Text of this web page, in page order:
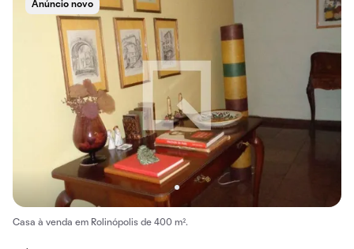
Anúncio novo
Casa à venda em Rolinópolis de 400 m².